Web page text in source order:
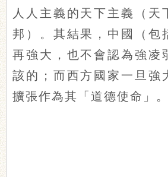
人人主義的天下主義（天
邦）。其結果，中國（包
再強大，也不會認為強凌
該的；而西方國家一旦強
擴張作為其「道德使命」。